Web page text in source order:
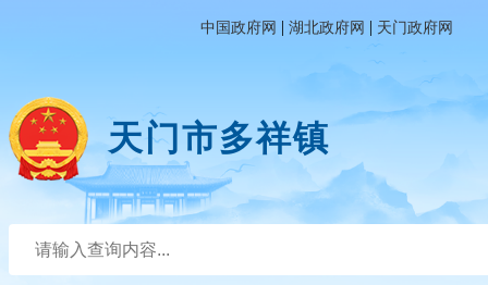
中国政府网 | 湖北政府网 | 天门政府网
天门市多祥镇